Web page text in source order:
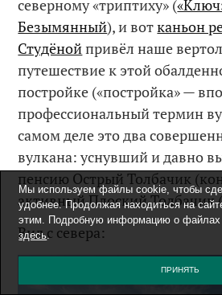
северному «триптиху» (
Безымянный), и вотканьон
Студёнойпривёл наше
путешествие к этой
постройке («постройка» —
профессиональный термин
самом деле это два
вулкана: уснувший и давно
пенсию Острый Толбачик
активный Плоский Толбачик
Вид с севера:
Мы используем файлы cookie, чтобы
удобнее. Продолжая находиться на
этим. Подробную информацию о файлах
здесь.
ПРИНЯТЬ